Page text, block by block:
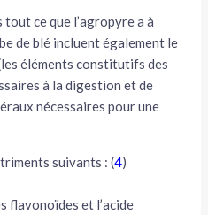
ce que l’agropyre a à
de blé incluent également le
éléments constitutifs des
à la digestion et de
nécessaires pour une
suivants : (4)
flavonoïdes et l’acide